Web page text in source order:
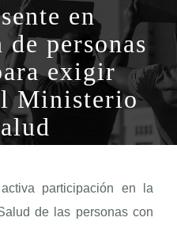
en
personas
exigir
Ministerio
participación en la
de las personas con